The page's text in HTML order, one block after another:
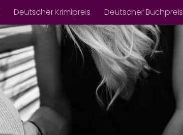
Deutscher Krimipreis Deutscher Buchpreis